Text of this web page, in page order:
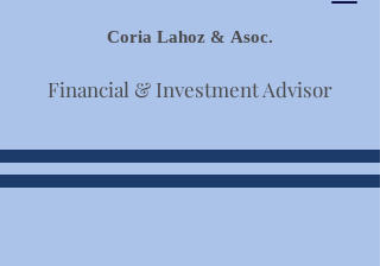
Coria Lahoz & Asoc.
Financial & Investment Advisor